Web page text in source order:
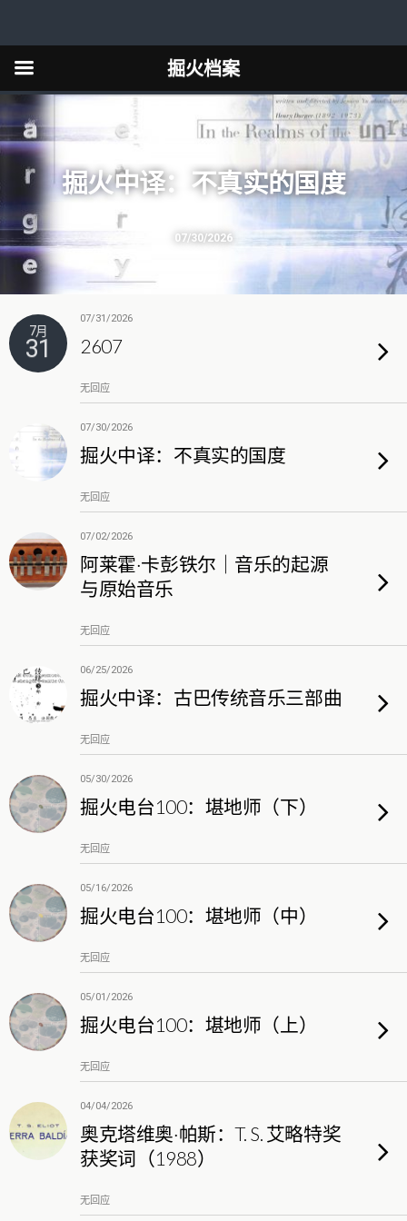
07/30/2026
掘火中译：不真实的国度
7月
31
07/31/2026
2607
无回应
07/30/2026
掘火中译：不真实的国度
无回应
07/02/2026
阿莱霍·卡彭铁尔｜音乐的起源
与原始音乐
无回应
06/25/2026
掘火中译：古巴传统音乐三部曲
无回应
05/30/2026
掘火电台100：堪地师（下）
无回应
05/16/2026
掘火电台100：堪地师（中）
无回应
05/01/2026
掘火电台100：堪地师（上）
无回应
04/04/2026
奥克塔维奥·帕斯：T. S. 艾略特奖
获奖词（1988）
无回应
掘火档案